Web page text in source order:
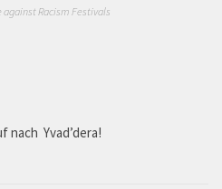
against Racism Festivals
nach Yvad’dera!